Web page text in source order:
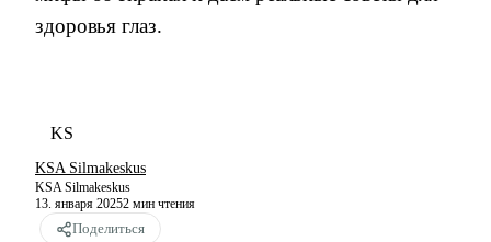
здоровья глаз.
KS
KSA Silmakeskus
KSA Silmakeskus
13. января 20252 мин чтения
Поделиться